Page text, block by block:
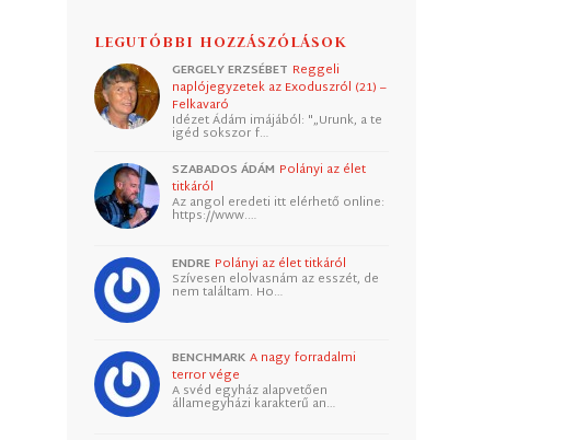
LEGUTÓBBI HOZZÁSZÓLÁSOK
GERGELY ERZSÉBET Reggeli
naplójegyzetek az Exoduszról (21) –
Felkavaró
Idézet Ádám imájából: "„Urunk, a te
igéd sokszor f…
SZABADOS ÁDÁM Polányi az élet
titkáról
Az angol eredeti itt elérhető online:
https://www.…
ENDRE Polányi az élet titkáról
Szívesen elolvasnám az esszét, de
nem találtam. Ho…
BENCHMARK A nagy forradalmi
terror vége
A svéd egyház alapvetően
államegyházi karakterű an…